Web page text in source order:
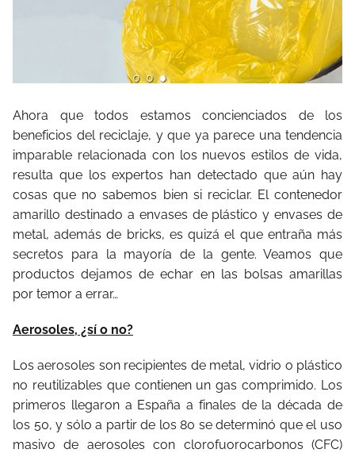
Ahora que todos estamos concienciados de los
beneficios del reciclaje, y que ya parece una tendencia
imparable relacionada con los nuevos estilos de vida,
resulta que los expertos han detectado que aún hay
cosas que no sabemos bien si reciclar. El contenedor
amarillo destinado a envases de plástico y envases de
metal, además de bricks, es quizá el que entraña más
secretos para la mayoría de la gente. Veamos que
productos dejamos de echar en las bolsas amarillas
por temor a errar…
Aerosoles, ¿sí o no?
Los aerosoles son recipientes de metal, vidrio o plástico
no reutilizables que contienen un gas comprimido. Los
primeros llegaron a España a finales de la década de
los 50, y sólo a partir de los 80 se determinó que el uso
masivo de aerosoles con clorofuorocarbonos (CFC)